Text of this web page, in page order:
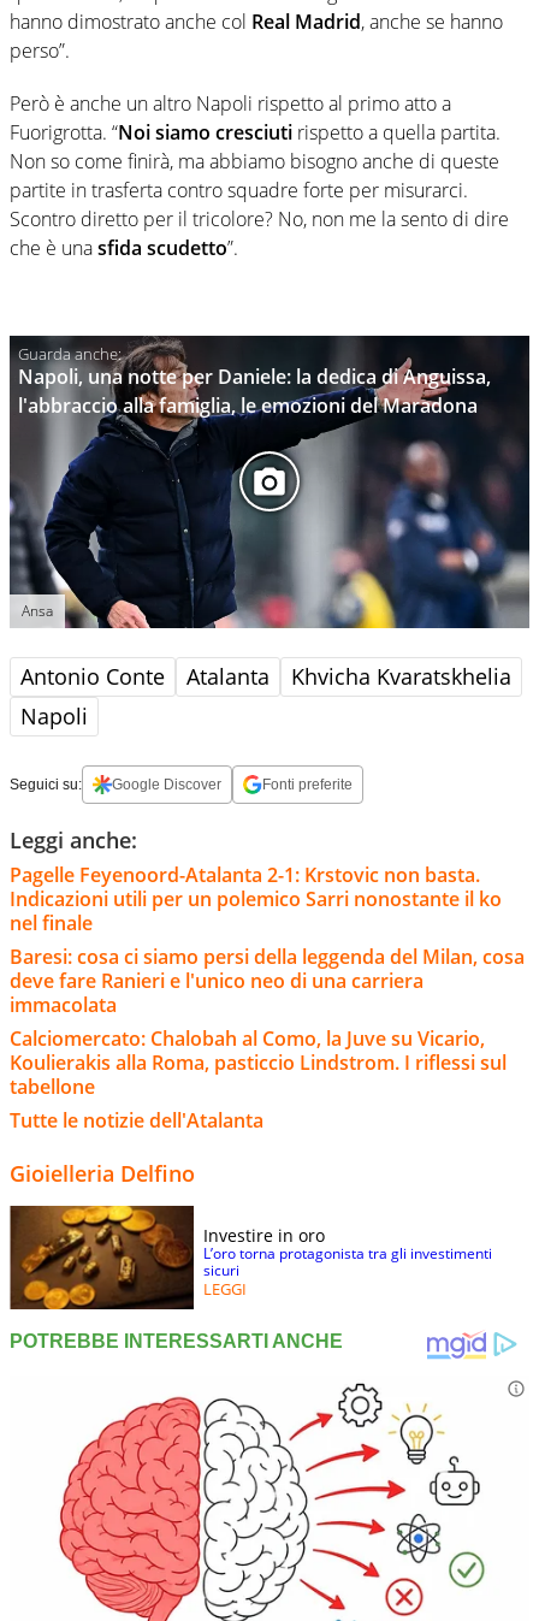
hanno dimostrato anche col Real Madrid, anche se hanno
perso”.
Però è anche un altro Napoli rispetto al primo atto a
Fuorigrotta. “Noi siamo cresciuti rispetto a quella partita.
Non so come finirà, ma abbiamo bisogno anche di queste
partite in trasferta contro squadre forte per misurarci.
Scontro diretto per il tricolore? No, non me la sento di dire
che è unasfida scudetto”.
Napoli, una notte per Daniele: la dedica di Anguissa,
l'abbraccio alla famiglia, le emozioni del Maradona
Ansa
Antonio Conte Atalanta
Khvicha Kvaratskhelia
Napoli
Seguici su: Google Discover Fonti preferite
Leggi anche:
Pagelle Feyenoord-Atalanta 2-1: Krstovic non basta.
Indicazioni utili per un polemico Sarri nonostante il ko
nel finale
Baresi: cosa ci siamo persi della leggenda del Milan, cosa
deve fare Ranieri e l'unico neo di una carriera
immacolata
Calciomercato: Chalobah al Como, la Juve su Vicario,
Koulierakis alla Roma, pasticcio Lindstrom. I riflessi sul
tabellone
Tutte le notizie dell'Atalanta
Gioielleria Delfino
Investire in oro
L’oro torna protagonista tra gli investimenti
sicuri
LEGGI